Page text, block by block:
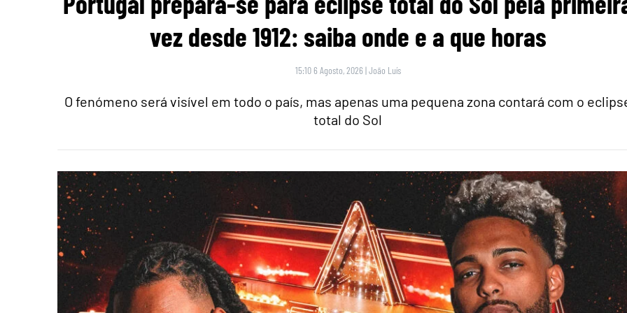
vez desde 1912: saiba onde e a que horas
15:10 6 Agosto, 2026 |João Luís
O fenómeno será visível em todo o país, mas apenas uma pequena zona contará com o
total do Sol